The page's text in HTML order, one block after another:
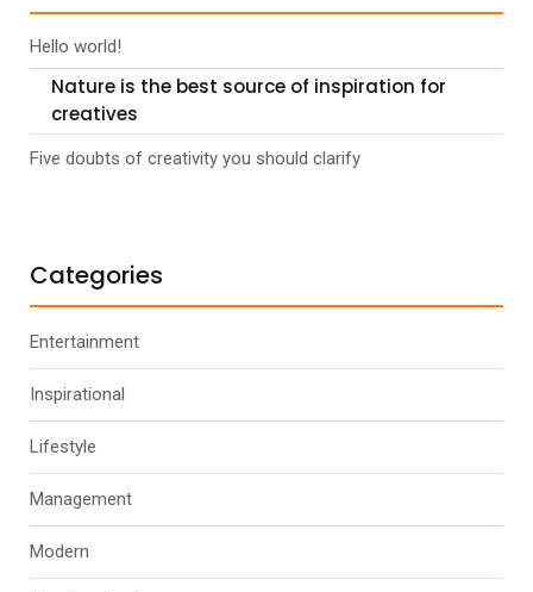
Hello world!
Nature is the best source of inspiration for
creatives
Five doubts of creativity you should clarify
Categories
Entertainment
Inspirational
Lifestyle
Management
Modern